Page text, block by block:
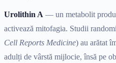
Urolithin A — un metabolit
activează mitofagia. Studii
Cell Reports Medicine) au arătat
adulți de vârstă mijlocie, însă pe